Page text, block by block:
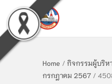
Home / กิจกรรมผู้บริห
กรกฎาคม 2567 /